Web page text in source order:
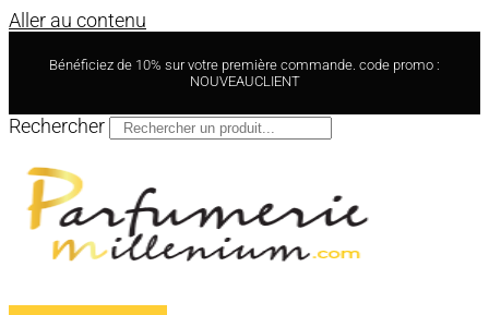
Aller au contenu
Bénéficiez de 10% sur votre première commande. code promo :
NOUVEAUCLIENT
Rechercher